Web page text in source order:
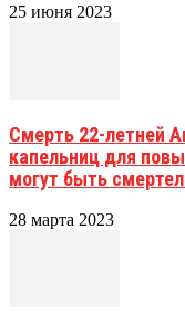
25 июня 2023
Смерть 22-летней
капельниц для
могут быть
28 марта 2023